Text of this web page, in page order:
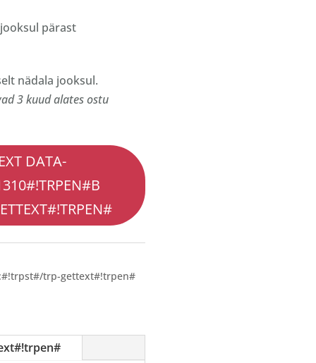
pärast
nädala jooksul.
3 kuud alates ostu
DATA-
trp-gettext#!trpen#